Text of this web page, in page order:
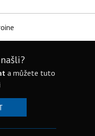
a můžete tuto